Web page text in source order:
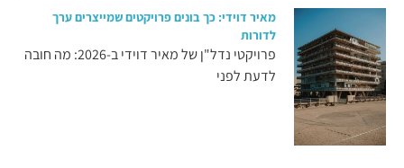
מאיר דוידי: כך בונים פרויקטים שמייצרים ערך
לדורות
פרויקטי נדל"ן של מאיר דוידי ב-2026: מה חובה
לדעת לפני